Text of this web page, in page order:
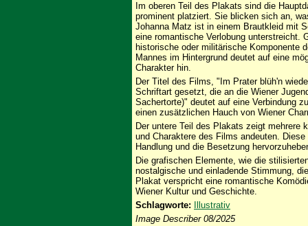
Im oberen Teil des Plakats sind die
prominent platziert. Sie blicken sich an,
Johanna Matz ist in einem Brautkleid mit
eine romantische Verlobung unterstreicht.
historische oder militärische Komponente
Mannes im Hintergrund deutet auf eine
Charakter hin.
Der Titel des Films, "Im Prater blüh'n
Schriftart gesetzt, die an die Wiener
Sachertorte)" deutet auf eine Verbindung
einen zusätzlichen Hauch von Wiener
Der untere Teil des Plakats zeigt mehrere
und Charaktere des Films andeuten.
Handlung und die Besetzung
Die grafischen Elemente, wie die
nostalgische und einladende Stimmung,
Plakat verspricht eine romantische
Wiener Kultur und Geschichte.
Schlagworte:
Illustrativ
Image Describer 08/2025